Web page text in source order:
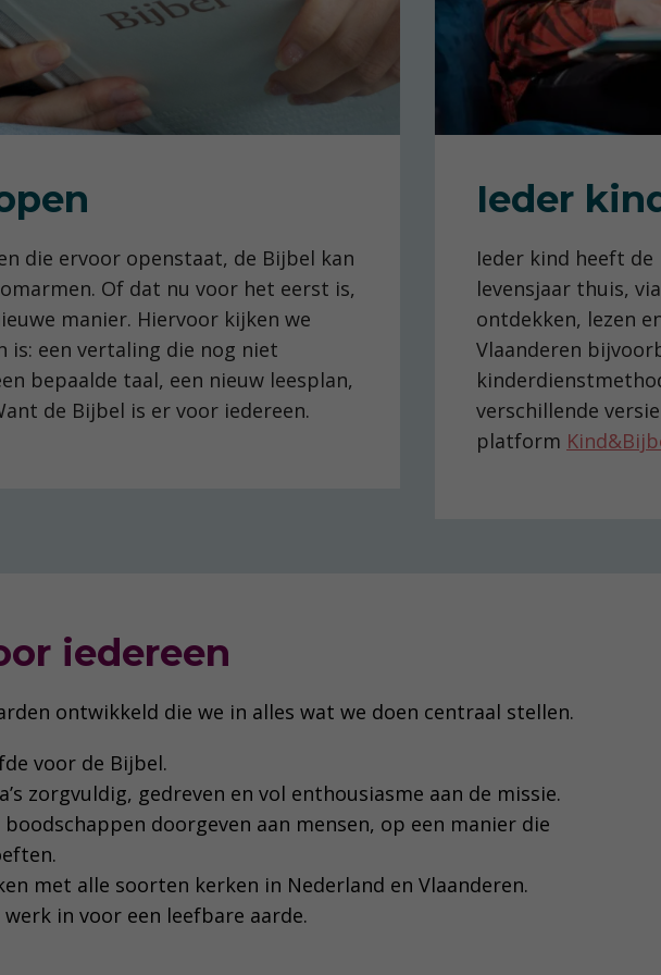
die ervoor openstaat, de Bijbel kan
Of dat nu voor het eerst is,
manier. Hiervoor kijken we
is: een vertaling die nog niet
bepaalde taal, een nieuw leesplan,
de Bijbel is er voor iedereen.
Ieder
Ieder kind heeft
levensjaar thuis,
ontdekken, lezen
Vlaanderen
verschillende
platform
iedereen
ontwikkeld die we in alles wat we doen centraal stellen.
voor de Bijbel.
zorgvuldig, gedreven en vol enthousiasme aan de missie.
doorgeven aan mensen, op een manier die
met alle soorten kerken in Nederland en Vlaanderen.
in voor een leefbare aarde.